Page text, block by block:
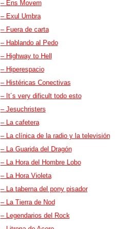
– Ens Movem
– Exul Umbra
– Fuera de carta
– Hablando al Pedo
– Highway to Hell
– Hiperespacio
– Histéricas Conectivas
– It´s very dificult todo esto
– Jesuchristers
– La cafetera
– La clínica de la radio y la televisión
– La Guarida del Dragón
– La Hora del Hombre Lobo
– La Hora Violeta
– La taberna del pony pisador
– La Tierra de Nod
– Legendarios del Rock